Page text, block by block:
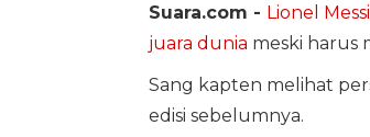
Suara.com - Lionel Messi
juara dunia meski harus
Sang kapten melihat
edisi sebelumnya.